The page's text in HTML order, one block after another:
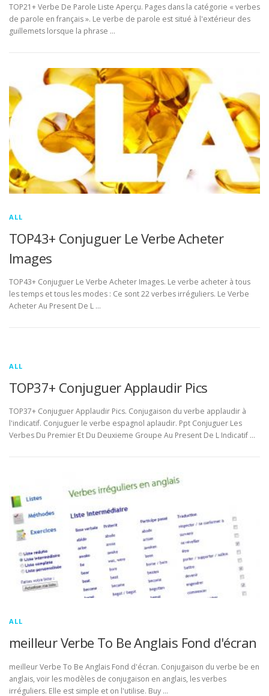
TOP21+ Verbe De Parole Liste Aperçu. Pages dans la catégorie « verbes
de parole en français ». Le verbe de parole est situé à l'extérieur des
guillemets lorsque la phrase …
ALL
TOP43+ Conjuguer Le Verbe Acheter
Images
TOP43+ Conjuguer Le Verbe Acheter Images. Le verbe acheter à tous
les temps et tous les modes : Ce sont 22 verbes irréguliers. Le Verbe
Acheter Au Present De L …
ALL
TOP37+ Conjuguer Applaudir Pics
TOP37+ Conjuguer Applaudir Pics. Conjugaison du verbe applaudir à
l'indicatif. Conjuguer le verbe espagnol aplaudir. Ppt Conjuguer Les
Verbes Du Premier Et Du Deuxieme Groupe Au Present De L Indicatif …
ALL
meilleur Verbe To Be Anglais Fond d'écran
meilleur Verbe To Be Anglais Fond d'écran. Conjugaison du verbe be en
anglais, voir les modèles de conjugaison en anglais, les verbes
irréguliers. Elle est simple et on l'utilise. Buy …